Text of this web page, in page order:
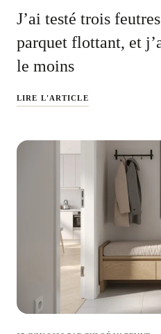
J’ai testé trois
parquet flottant, et
le moins
LIRE L'ARTICLE